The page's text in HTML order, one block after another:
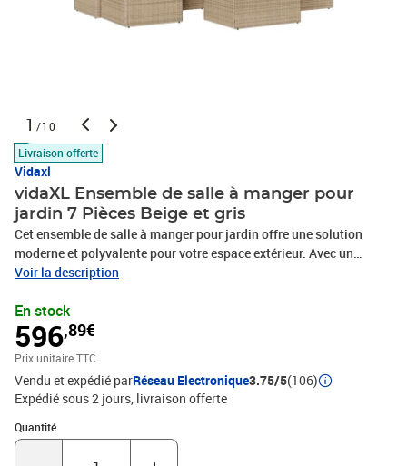
1 /10
Livraison offerte
Vidaxl
vidaXL Ensemble de salle à manger pour
jardin 7 Pièces Beige et gris
Cet ensemble de salle à manger pour jardin offre une solution
moderne et polyvalente pour votre espace extérieur. Avec un
design compact et élégant, il est fabriqué en poly rotin, en acier et
esthétiquement plaisant. Parfaitement adapté pour des dîners
intimes ou des rassemblements animés en extérieur, il ajoute une
touche d'élégance et de fonctionnalité aux jardins ou aux
terrasses. Matériaux : L'ensemble est composé de poly rotin,
offrant une touche chic et élégante, mêlée à du bois d'acacia
massif pour le plateau. Le cadre en acier revêtu de poudre assure
la robustesse, tandis que le poly rotin est résistant aux UV, en
faisant un excellent choix pour les conditions climatiques
Voir la description
En stock
596,89€
Prix unitaire TTC
Vendu et expédié parRéseau Electronique3.75/5(106)
Expédié sous 2 jours livraison offerte
Quantité
Quantité : 1